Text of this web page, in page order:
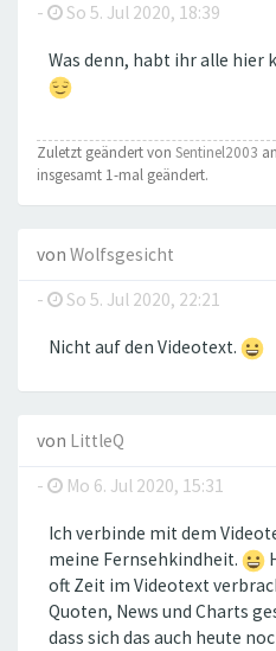
-
So 5. Jul 2020, 18:39
Was denn, habt ihr alle hier
Zuletzt geändert von Sentinel2003
insgesamt 1-mal geändert.
von Wolfsgesicht
-
So 5. Jul 2020, 22:21
Nicht auf den Videotext.
von LittleQ
-
Mo 6. Jul 2020, 15:31
Ich verbinde mit dem
meine Fernsehkindheit.
oft Zeit im Videotext
Quoten, News und Charts
dass sich das auch heute